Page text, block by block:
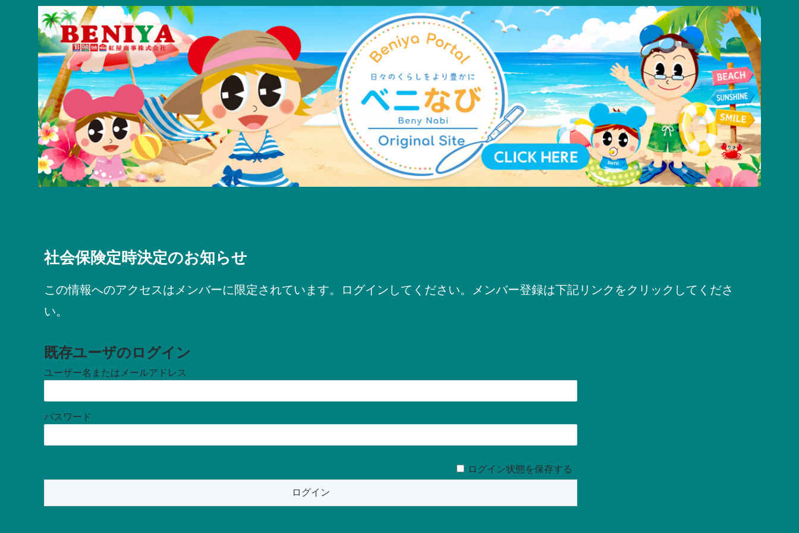
社会保険定時決定のお知らせ
この情報へのアクセスはメンバーに限定されています。ログインしてください。メンバー登録は下記リンクをクリックしてくださ
い。
既存ユーザのログイン
ユーザー名またはメールアドレス
パスワード
ログイン状態を保存する